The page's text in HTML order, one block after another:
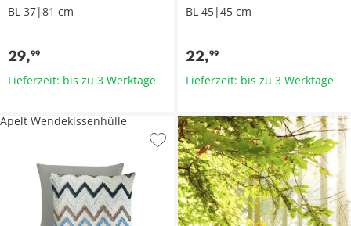
BL 37|81 cm
29,99
Lieferzeit: bis zu 3 Werktage
BL 45|45 cm
22,99
Lieferzeit: bis zu 3 Werktage
Apelt Wendekissenhülle